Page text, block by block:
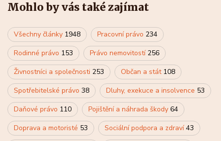
Mohlo by vás také zajímat
Všechny články 1948 Pracovní právo 234
Rodinné právo 153 Právo nemovitostí 256
Živnostníci a společnosti 253 Občan a stát 108
Spotřebitelské právo 38 Dluhy, exekuce a insolvence 53
Daňové právo 110 Pojištění a náhrada škody 64
Doprava a motoristé 53 Sociální podpora a zdraví43